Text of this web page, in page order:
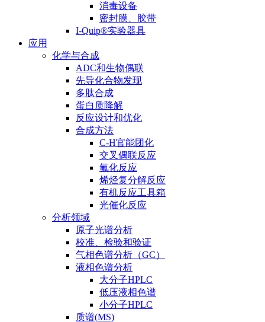
消毒设备
密封膜、胶带
I-Quip®️实验器具
应用
化学与合成
ADC和生物偶联
先导化合物发现
多肽合成
蛋白质降解
反应设计和优化
合成方法
C-H官能团化
交叉偶联反应
氟化反应
烯烃复分解反应
有机反应工具箱
光催化反应
分析领域
原子光谱分析
校准、检验和验证
气相色谱分析（GC）
液相色谱分析
大分子HPLC
低压液相色谱
小分子HPLC
质谱(MS)